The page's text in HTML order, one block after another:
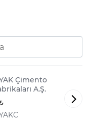
Çimento
A.Ş.